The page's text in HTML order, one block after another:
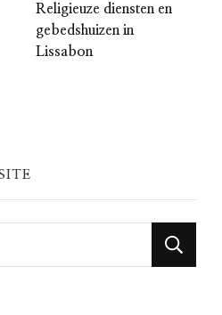
Religieuze diensten en
gebedshuizen in
Lissabon